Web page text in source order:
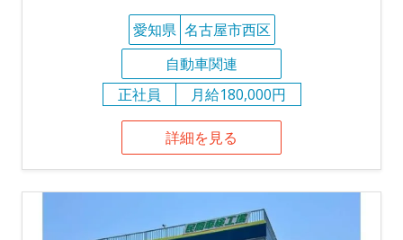
愛知県 名古屋市西区
自動車関連
正社員
月給180,000円
詳細を見る